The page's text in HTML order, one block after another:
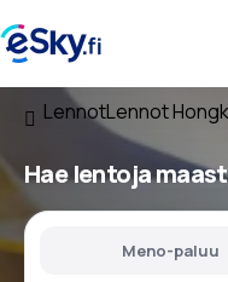
LennotLennot
Hae lentoja
Meno-paluu